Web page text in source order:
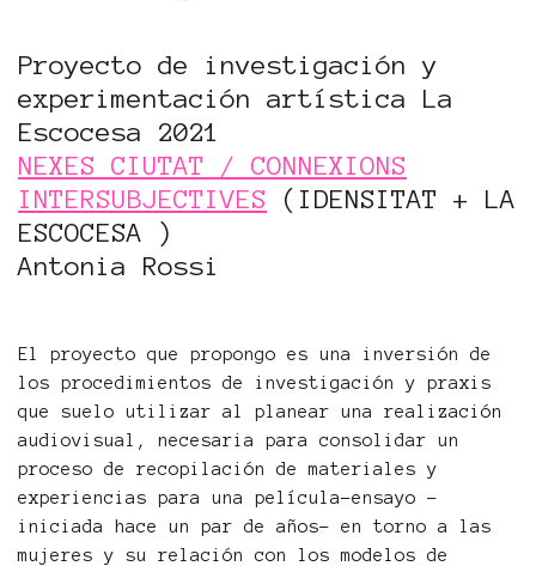
Proyecto de investigación y
experimentación artística La
Escocesa 2021
NEXES CIUTAT / CONNEXIONS
INTERSUBJECTIVES (IDENSITAT + LA
ESCOCESA )
Antonia Rossi
El proyecto que propongo es una inversión de
los procedimientos de investigación y praxis
que suelo utilizar al planear una realización
audiovisual, necesaria para consolidar un
proceso de recopilación de materiales y
experiencias para una película-ensayo -
iniciada hace un par de años- en torno a las
mujeres y su relación con los modelos de